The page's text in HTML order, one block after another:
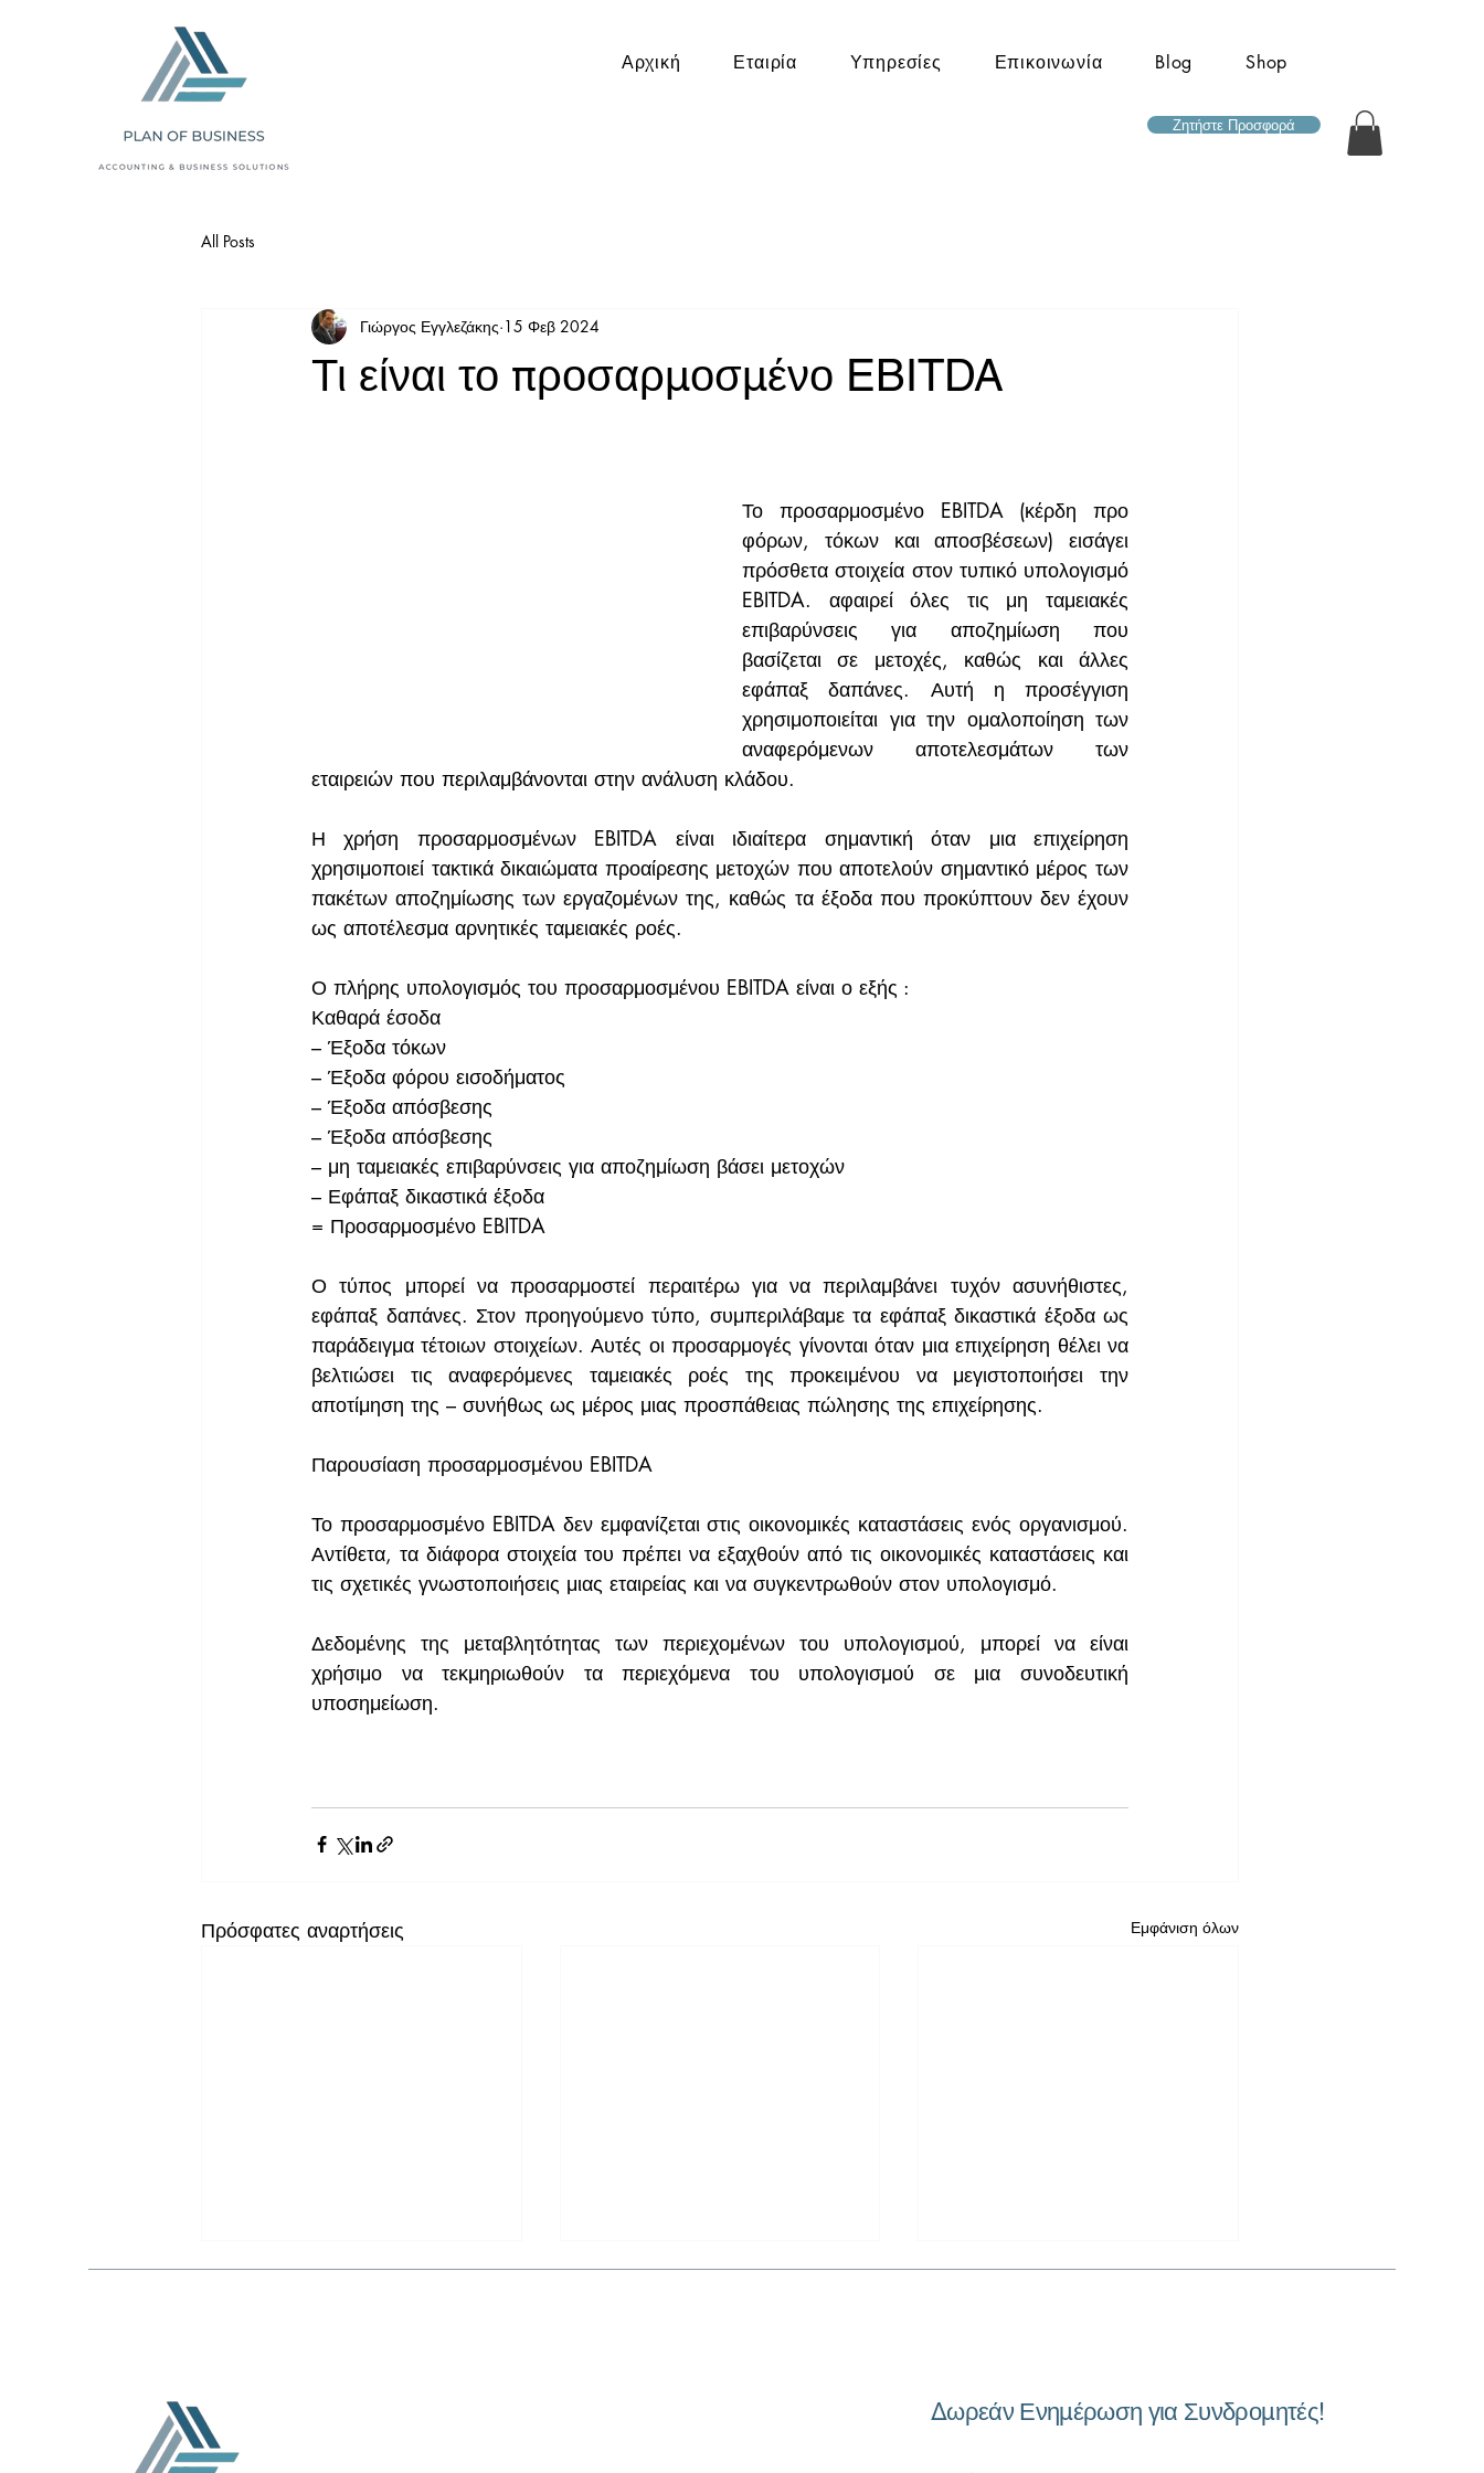
Αρχική Εταιρία Υπηρεσίες Επικοινωνία Blog Shop
Ζητήστε Προσφορά
All Posts
Τι είναι το προσαρμοσμένο EBITDA
Γιώργος Εγγλεζάκης 15 Φεβ 2024
Το προσαρμοσμένο EBITDA (κέρδη προ
φόρων, τόκων και αποσβέσεων) εισάγει
πρόσθετα στοιχεία στον τυπικό υπολογισμό
EBITDA. αφαιρεί όλες τις μη ταμειακές
επιβαρύνσεις για αποζημίωση που
βασίζεται σε μετοχές, καθώς και άλλες
εφάπαξ δαπάνες. Αυτή η προσέγγιση
χρησιμοποιείται για την ομαλοποίηση των
αναφερόμενων αποτελεσμάτων των
εταιρειών που περιλαμβάνονται στην ανάλυση κλάδου.
Η χρήση προσαρμοσμένων EBITDA είναι ιδιαίτερα σημαντική όταν μια επιχείρηση
χρησιμοποιεί τακτικά δικαιώματα προαίρεσης μετοχών που αποτελούν σημαντικό μέρος των
πακέτων αποζημίωσης των εργαζομένων της, καθώς τα έξοδα που προκύπτουν δεν έχουν
ως αποτέλεσμα αρνητικές ταμειακές ροές.
Ο πλήρης υπολογισμός του προσαρμοσμένου EBITDA είναι ο εξής :
Καθαρά έσοδα
– Έξοδα τόκων
– Έξοδα φόρου εισοδήματος
– Έξοδα απόσβεσης
– Έξοδα απόσβεσης
– μη ταμειακές επιβαρύνσεις για αποζημίωση βάσει μετοχών
– Εφάπαξ δικαστικά έξοδα
= Προσαρμοσμένο EBITDA
Ο τύπος μπορεί να προσαρμοστεί περαιτέρω για να περιλαμβάνει τυχόν ασυνήθιστες,
εφάπαξ δαπάνες. Στον προηγούμενο τύπο, συμπεριλάβαμε τα εφάπαξ δικαστικά έξοδα ως
παράδειγμα τέτοιων στοιχείων. Αυτές οι προσαρμογές γίνονται όταν μια επιχείρηση θέλει να
βελτιώσει τις αναφερόμενες ταμειακές ροές της προκειμένου να μεγιστοποιήσει την
αποτίμηση της – συνήθως ως μέρος μιας προσπάθειας πώλησης της επιχείρησης.
Παρουσίαση προσαρμοσμένου EBITDA
Το προσαρμοσμένο EBITDA δεν εμφανίζεται στις οικονομικές καταστάσεις ενός οργανισμού.
Αντίθετα, τα διάφορα στοιχεία του πρέπει να εξαχθούν από τις οικονομικές καταστάσεις και
τις σχετικές γνωστοποιήσεις μιας εταιρείας και να συγκεντρωθούν στον υπολογισμό.
Δεδομένης της μεταβλητότητας των περιεχομένων του υπολογισμού, μπορεί να είναι
χρήσιμο να τεκμηριωθούν τα περιεχόμενα του υπολογισμού σε μια συνοδευτική
υποσημείωση.
Πρόσφατες αναρτήσεις Εμφάνιση όλων
Εργαλεία Ανάλυσης
Δωρεάν Ενημέρωση για Συνδρομητές!